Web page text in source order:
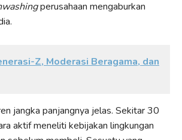
perusahaan mengaburkan
Z, Moderasi Beragama, dan
jangka panjangnya jelas. Sekitar 30
aktif meneliti kebijakan lingkungan